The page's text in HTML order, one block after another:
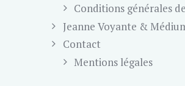
Conditions générales
Jeanne Voyante &
Contact
Mentions légales